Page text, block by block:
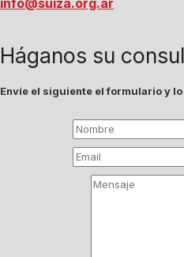
info@suiza.org.ar
Háganos su
Envíe el siguiente el formulario y